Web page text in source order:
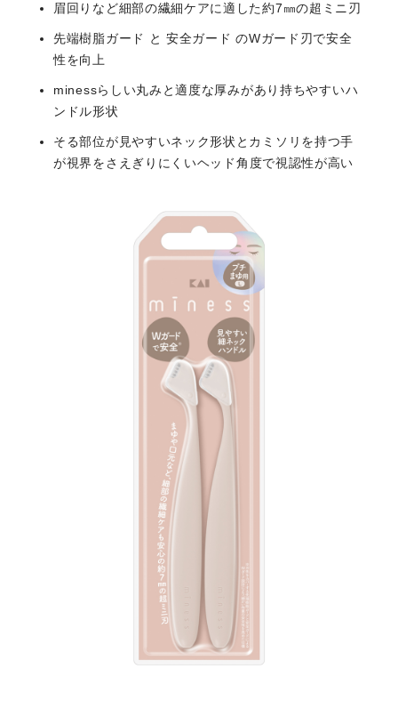
眉回りなど細部の繊細ケアに適した約7㎜の超ミニ刃
先端樹脂ガード と 安全ガード のWガード刃で安全
性を向上
minessらしい丸みと適度な厚みがあり持ちやすいハ
ンドル形状
そる部位が見やすいネック形状とカミソリを持つ手
が視界をさえぎりにくいヘッド角度で視認性が高い